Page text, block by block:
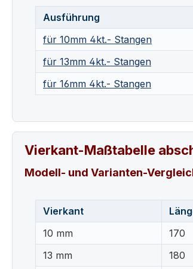
Ausführung
für 10mm 4kt.- Stangen
für 13mm 4kt.- Stangen
für 16mm 4kt.- Stangen
Vierkant-Maßtabelle
Modell- und Varianten-
Vierkant
10 mm
170
13 mm
180